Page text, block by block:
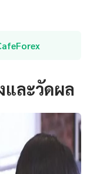
และวัดผล